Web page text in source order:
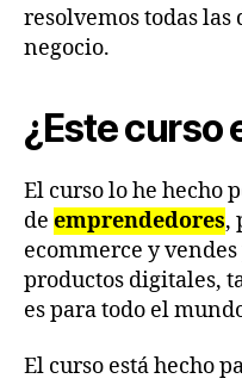
resolvemos todas las
negocio.
¿Este curso
El curso lo he hecho
de emprendedores,
ecommerce y
productos digitales,
es para todo el
El curso está hecho